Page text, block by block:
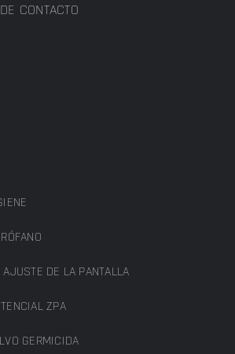
CONTACTO
DE LA PANTALLA
ZPA
GERMICIDA